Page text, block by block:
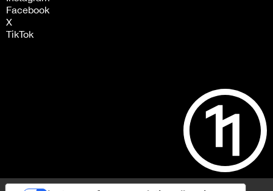
Facebook
X
TikTok